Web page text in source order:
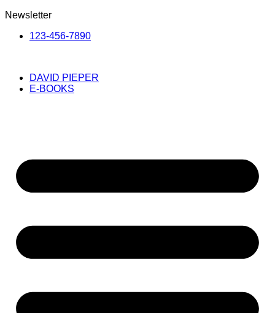
Newsletter
123-456-7890
DAVID PIEPER
E-BOOKS